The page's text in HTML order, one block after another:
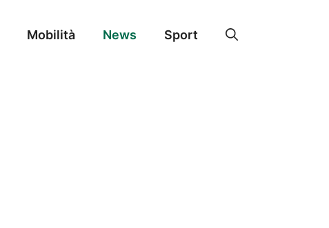
Mobilità News Sport